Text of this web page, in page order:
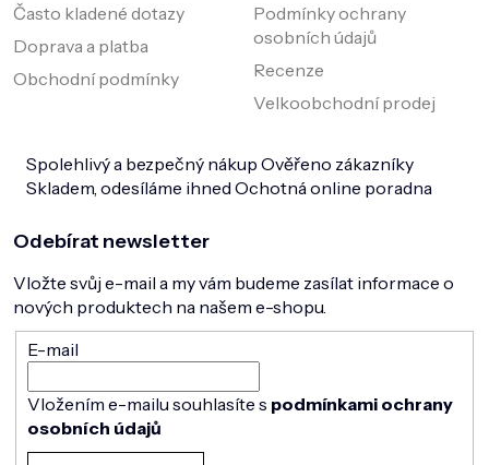
Často kladené dotazy
Doprava a platba
Obchodní podmínky
Podmínky ochrany
osobních údajů
Recenze
Velkoobchodní prodej
Spolehlivý a bezpečný nákup Ověřeno zákazníky
Skladem, odesíláme ihned Ochotná online poradna
Odebírat newsletter
Vložte svůj e-mail a my vám budeme zasílat informace o
nových produktech na našem e-shopu.
E-mail
Vložením e-mailu souhlasíte s podmínkami ochrany
osobních údajů